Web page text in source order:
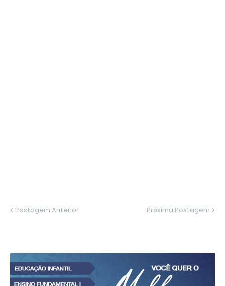
Postagem Anterior Próxima Postagem